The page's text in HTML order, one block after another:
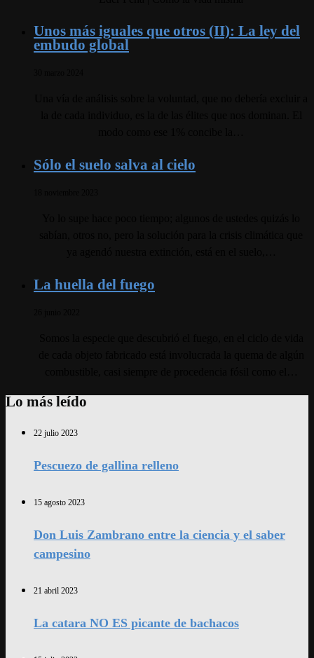
Unos más iguales que otros (II): La ley del
embudo global
Sólo el suelo salva al cielo
La huella del fuego
Lo más leído
22 julio 2023
Pescuezo de gallina relleno
15 agosto 2023
Don Luis Zambrano entre la ciencia y el saber
campesino
21 abril 2023
La catara NO ES picante de bachacos